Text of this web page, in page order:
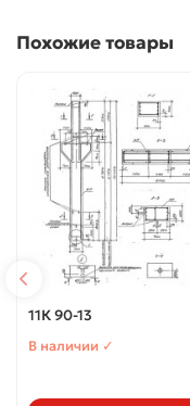
Похожие товары
11К 90-13
В наличии ✓